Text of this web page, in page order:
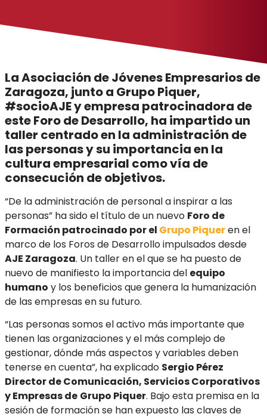
La Asociación de Jóvenes Empresarios de
Zaragoza, junto a Grupo Piquer,
#socioAJE y empresa patrocinadora de
este Foro de Desarrollo, ha impartido un
taller centrado en la administración de
las personas y su importancia en la
cultura empresarial como vía de
consecución de objetivos.
“De la administración de personal a inspirar a las
personas” ha sido el título de un nuevo Foro de
Formación patrocinado por el Grupo Piqueren el
marco de los Foros de Desarrollo impulsados desde
AJE Zaragoza. Un taller en el que se ha puesto de
nuevo de manifiesto la importancia del equipo
humano y los beneficios que genera la humanización
de las empresas en su futuro.
“Las personas somos el activo más importante que
tienen las organizaciones y el más complejo de
gestionar, dónde más aspectos y variables deben
tenerse en cuenta”, ha explicado Sergio Pérez
Director de Comunicación, Servicios Corporativos
y Empresas de Grupo Piquer. Bajo esta premisa en la
sesión de formación se han expuesto las claves de